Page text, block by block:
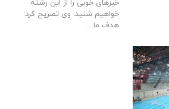
خبرهای خوبی را از این رشته
خواهیم شنید. وی تصریح کرد:
هدف ما…